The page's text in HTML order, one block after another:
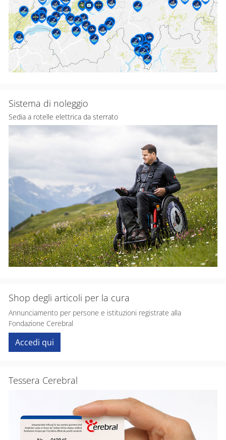
Sistema di noleggio
Sedia a rotelle elettrica da sterrato
Shop degli articoli per la cura
Annunciamento per persone e istituzioni registrate alla
Fondazione Cerebral
Accedi qui
Tessera Cerebral